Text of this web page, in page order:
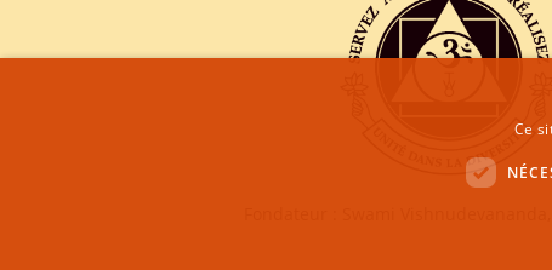
Fondateur : Swami
Ce